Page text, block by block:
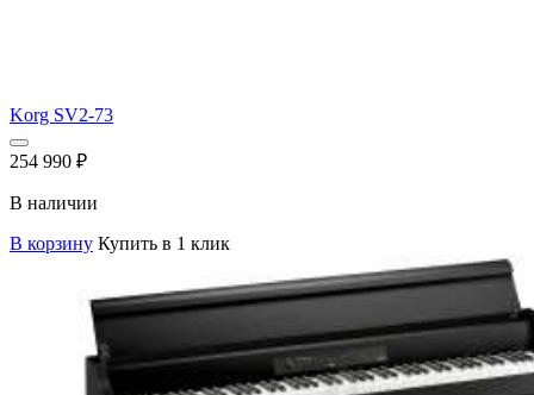
Korg SV2-73
254 990 ₽
В наличии
В корзину Купить в 1 клик